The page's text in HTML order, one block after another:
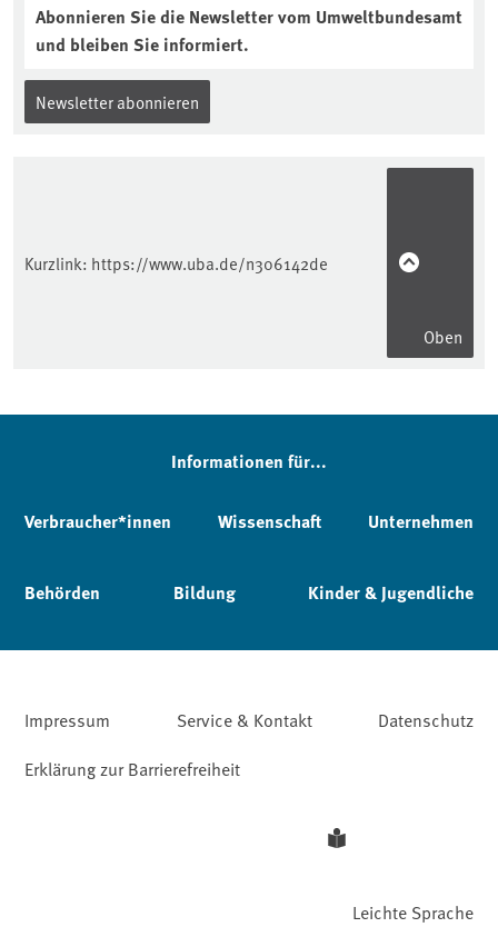
Abonnieren Sie die Newsletter vom Umweltbundesamt
und bleiben Sie informiert.
Newsletter abonnieren
Kurzlink: https://www.uba.de/n306142de
Oben
Informationen für...
Verbraucher*innen Wissenschaft Unternehmen
Behörden Bildung Kinder & Jugendliche
Impressum Service & Kontakt
Datenschutz
Erklärung zur Barrierefreiheit
Leichte Sprache